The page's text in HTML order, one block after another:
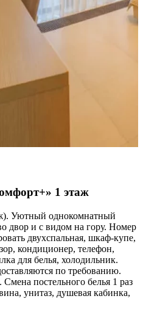
1 этаж
Уютный однокомнатный
двор и с видом на гору. Номер
двухспальная, шкаф-купе,
кондиционер, телефон,
для белья, холодильник.
по требованию.
постельного белья 1 раз
унитаз, душевая кабинка,